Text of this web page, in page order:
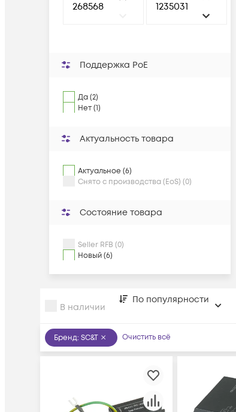
Поддержка PoE
Да (2)
Нет (1)
Актуальность товара
Актуальное (6)
Снято с производства (EoS) (0)
Состояние товара
Seller RFB (0)
Новый (6)
В наличии
По популярности
Бренд: SC&T Очистить всё